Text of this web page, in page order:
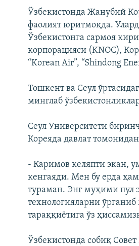
Ўзбекистонда Жанубий
фаолият юритмоқда.
Ўзбекистонга сармоя
корпорацияси (KNOC),
“Korean Air”, “Shindong
Тошкент ва Сеул
минглаб
Сеул Университети
Кореяда давлат
- Каримов келяпти экан,
кенгаяди. Мен бу ерда
тураман. Энг муҳими пул
технологияларни
тараққиётига ўз
Ўзбекистонда собиқ